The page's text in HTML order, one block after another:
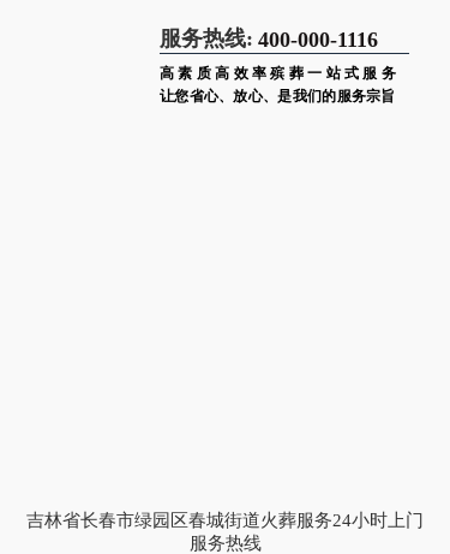
服务热线: 400-000-1116
高素质高效率殡葬一站式服务
让您省心、放心、是我们的服务宗旨
吉林省长春市绿园区春城街道火葬服务24小时上门
服务热线